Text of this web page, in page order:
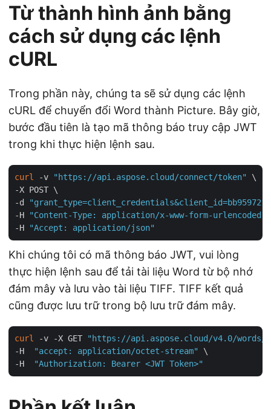
Từ thành hình ảnh bằng
cách sử dụng các lệnh
cURL
Trong phần này, chúng ta sẽ sử dụng các lệnh
cURL để chuyển đổi Word thành Picture. Bây giờ,
bước đầu tiên là tạo mã thông báo truy cập JWT
trong khi thực hiện lệnh sau.
curl -v "https://api.aspose.cloud/connect/token"
\
-X POST \
-d
"grant_type=client_credentials&client_id=bb959721-
-H
"Content-Type: application/x-www-form-urlencoded"
-H
"Accept: application/json"
Khi chúng tôi có mã thông báo JWT, vui lòng
thực hiện lệnh sau để tải tài liệu Word từ bộ nhớ
đám mây và lưu vào tài liệu TIFF. TIFF kết quả
cũng được lưu trữ trong bộ lưu trữ đám mây.
curl -v -X GET
"https://api.aspose.cloud/v4.0/words/
-H
"accept: application/octet-stream"
\
-H
"Authorization: Bearer <JWT Token>"